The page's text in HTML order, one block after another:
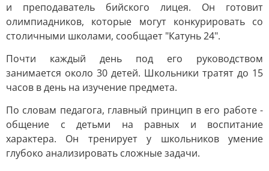
и преподаватель бийского лицея. Он готовит
олимпиадников, которые могут конкурировать со
столичными школами, сообщает "Катунь 24".
Почти каждый день под его руководством
занимается около 30 детей. Школьники тратят до 15
часов в день на изучение предмета.
По словам педагога, главный принцип в его работе -
общение с детьми на равных и воспитание
характера. Он тренирует у школьников умение
глубоко анализировать сложные задачи.